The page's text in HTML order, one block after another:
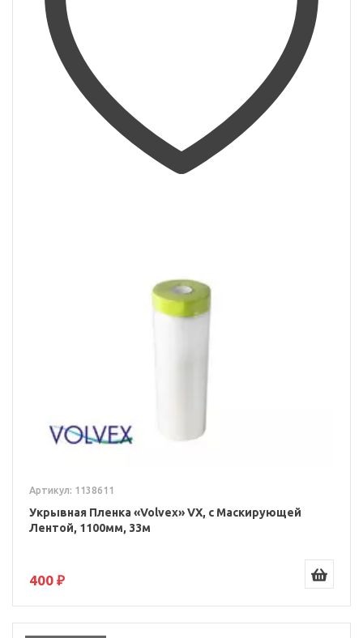
Артикул: 1138611
Укрывная Пленка «Volvex» VX, с Маскирующей
Лентой, 1100мм, 33м
400 ₽